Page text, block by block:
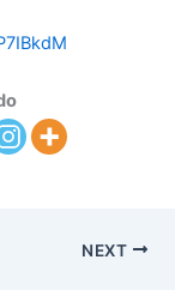
NEXT